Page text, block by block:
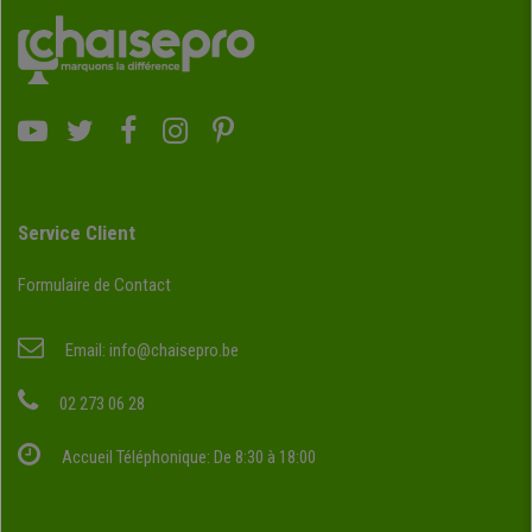
Service Client
Formulaire de Contact
Email: info@chaisepro.be
02 273 06 28
Accueil Téléphonique: De 8:30 à 18:00